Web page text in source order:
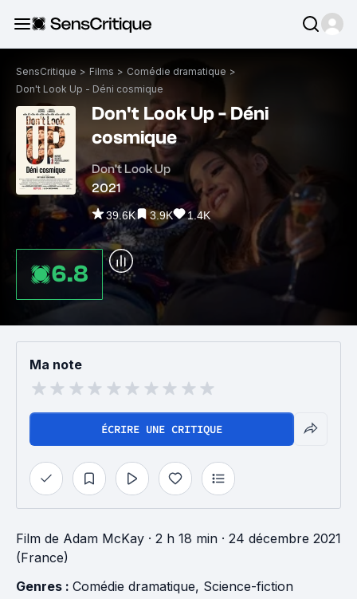
SensCritique > Films > Comédie dramatique >
Don't Look Up - Déni cosmique
Don't Look Up - Déni
cosmique
Don't Look Up
2021
39.6K 3.9K 1.4K
6.8
Ma note
ÉCRIRE UNE CRITIQUE
Film de Adam McKay · 2 h 18 min · 24 décembre 2021
(France)
Genres : Comédie dramatique, Science-fiction